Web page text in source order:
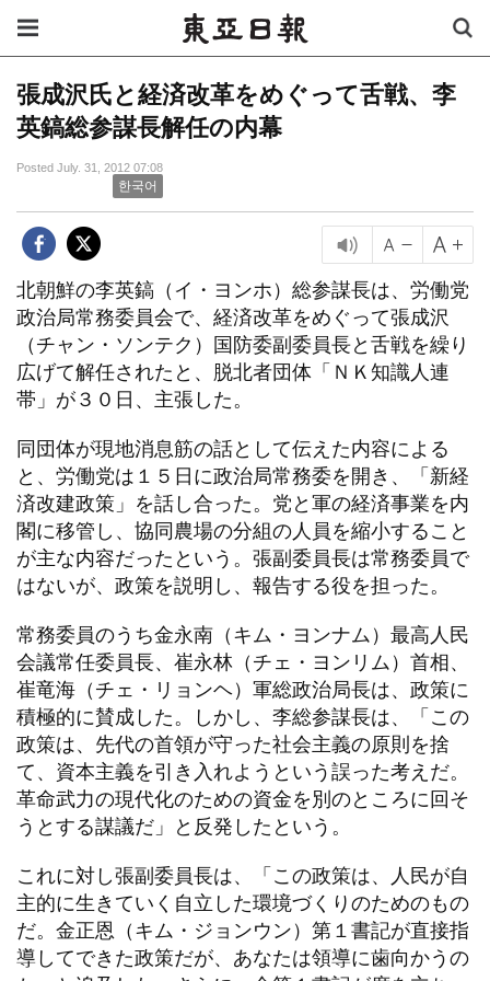
張成沢氏と経済改革をめぐって舌戦、李
英鎬総参謀長解任の内幕
Posted July. 31, 2012 07:08
한국어
北朝鮮の李英鎬（イ・ヨンホ）総参謀長は、労働党
政治局常務委員会で、経済改革をめぐって張成沢
（チャン・ソンテク）国防委副委員長と舌戦を繰り
広げて解任されたと、脱北者団体「ＮＫ知識人連
帯」が３０日、主張した。
同団体が現地消息筋の話として伝えた内容による
と、労働党は１５日に政治局常務委を開き、「新経
済改建政策」を話し合った。党と軍の経済事業を内
閣に移管し、協同農場の分組の人員を縮小すること
が主な内容だったという。張副委員長は常務委員で
はないが、政策を説明し、報告する役を担った。
常務委員のうち金永南（キム・ヨンナム）最高人民
会議常任委員長、崔永林（チェ・ヨンリム）首相、
崔竜海（チェ・リョンヘ）軍総政治局長は、政策に
積極的に賛成した。しかし、李総参謀長は、「この
政策は、先代の首領が守った社会主義の原則を捨
て、資本主義を引き入れようという誤った考えだ。
革命武力の現代化のための資金を別のところに回そ
うとする謀議だ」と反発したという。
これに対し張副委員長は、「この政策は、人民が自
主的に生きていく自立した環境づくりのためのもの
だ。金正恩（キム・ジョンウン）第１書記が直接指
導してできた政策だが、あなたは領導に歯向かうの